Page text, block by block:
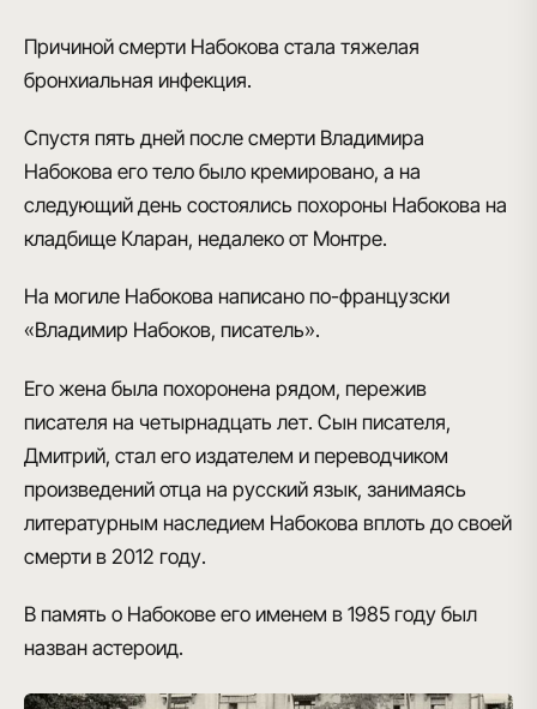
Причиной смерти Набокова стала тяжелая
бронхиальная инфекция.
Спустя пять дней после смерти Владимира
Набокова его тело было кремировано, а на
следующий день состоялись похороны Набокова на
кладбище Кларан, недалеко от Монтре.
На могиле Набокова написано по-французски
«Владимир Набоков, писатель».
Его жена была похоронена рядом, пережив
писателя на четырнадцать лет. Сын писателя,
Дмитрий, стал его издателем и переводчиком
произведений отца на русский язык, занимаясь
литературным наследием Набокова вплоть до своей
смерти в 2012 году.
В память о Набокове его именем в 1985 году был
назван астероид.